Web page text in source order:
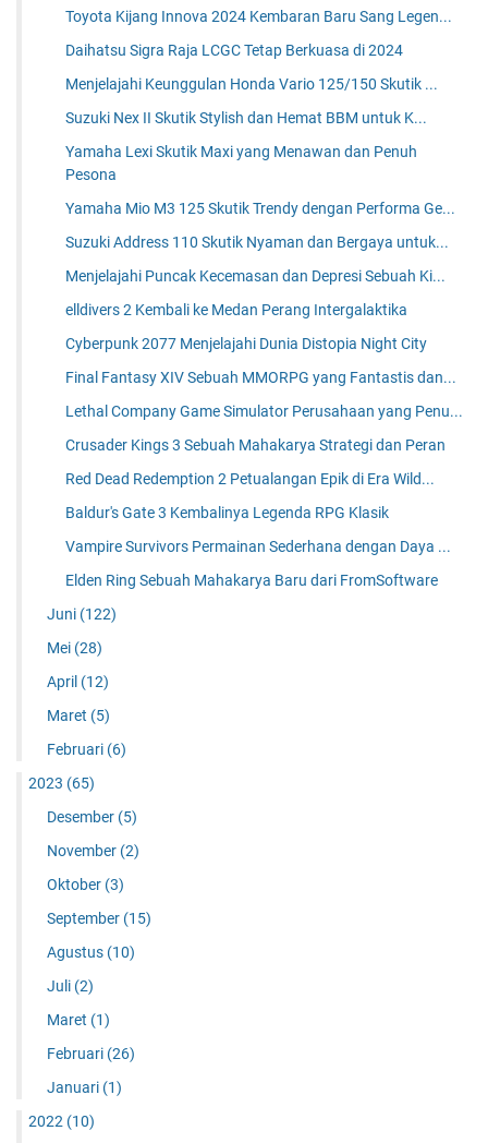
Toyota Kijang Innova 2024 Kembaran Baru Sang Legen...
Daihatsu Sigra Raja LCGC Tetap Berkuasa di 2024
Menjelajahi Keunggulan Honda Vario 125/150 Skutik ...
Suzuki Nex II Skutik Stylish dan Hemat BBM untuk K...
Yamaha Lexi Skutik Maxi yang Menawan dan Penuh
Pesona
Yamaha Mio M3 125 Skutik Trendy dengan Performa Ge...
Suzuki Address 110 Skutik Nyaman dan Bergaya untuk...
Menjelajahi Puncak Kecemasan dan Depresi Sebuah Ki...
elldivers 2 Kembali ke Medan Perang Intergalaktika
Cyberpunk 2077 Menjelajahi Dunia Distopia Night City
Final Fantasy XIV Sebuah MMORPG yang Fantastis dan...
Lethal Company Game Simulator Perusahaan yang Penu...
Crusader Kings 3 Sebuah Mahakarya Strategi dan Peran
Red Dead Redemption 2 Petualangan Epik di Era Wild...
Baldur's Gate 3 Kembalinya Legenda RPG Klasik
Vampire Survivors Permainan Sederhana dengan Daya ...
Elden Ring Sebuah Mahakarya Baru dari FromSoftware
Juni (122)
Mei (28)
April (12)
Maret (5)
Februari (6)
2023 (65)
Desember (5)
November (2)
Oktober (3)
September (15)
Agustus (10)
Juli (2)
Maret (1)
Februari (26)
Januari (1)
2022 (10)